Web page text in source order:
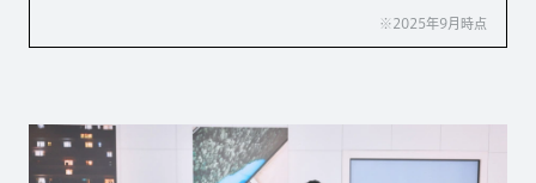
※2025年9月時点